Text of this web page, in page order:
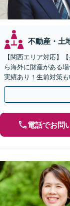
不動産・土
【関西エリア対応】
ら海外に財産がある
実績あり！生前対策
全個室】
電話でお問